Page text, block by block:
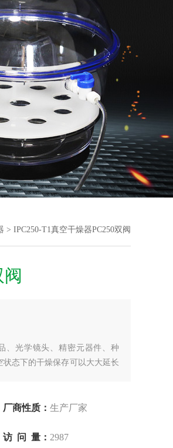
> IPC250-T1真空干燥器PC250双阀
、光学镜头、精密元器件、种
态下的干燥保存可以大大延长
厂商性质： 生产厂家
访 问 量： 2987